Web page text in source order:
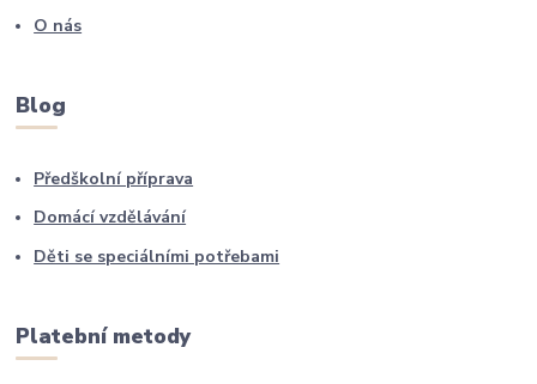
O nás
Blog
Předškolní příprava
Domácí vzdělávání
Děti se speciálními potřebami
Platební metody